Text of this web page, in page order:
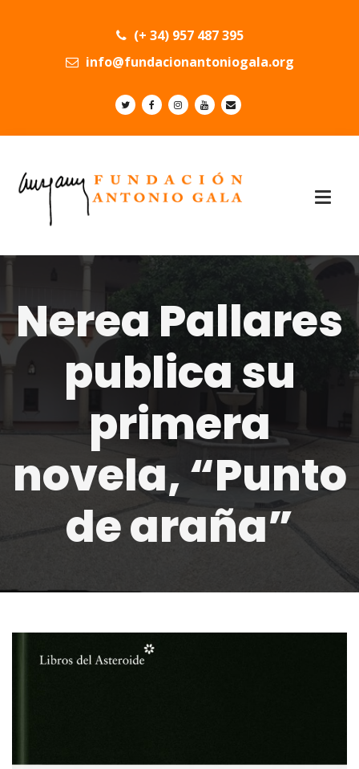
(+ 34) 957 487 395
info@fundacionantoniogala.org
Nerea Pallares
publica su
primera
novela, “Punto
de araña”